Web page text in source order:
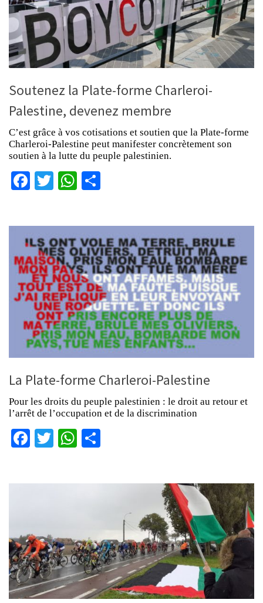
Soutenez la Plate-forme Charleroi-
Palestine, devenez membre
C’est grâce à vos cotisations et soutien que la Plate-forme
Charleroi-Palestine peut manifester concrètement son
soutien à la lutte du peuple palestinien.
Facebook
TwitterWhatsApp
La Plate-forme Charleroi-Palestine
Pour les droits du peuple palestinien : le droit au retour et
l’arrêt de l’occupation et de la discrimination
Facebook
TwitterWhatsApp